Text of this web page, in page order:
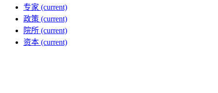
专家 (current)
政策 (current)
院所 (current)
资本 (current)